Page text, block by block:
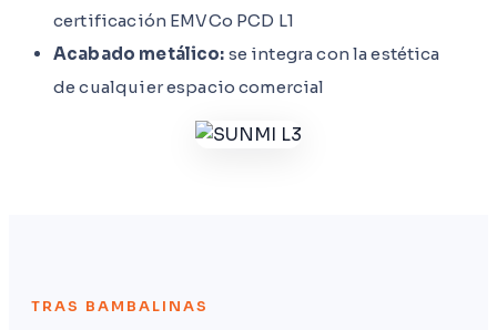
certificación EMVCo PCD L1
Acabado metálico: se integra con la estética
de cualquier espacio comercial
TRAS BAMBALINAS